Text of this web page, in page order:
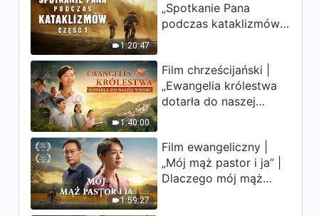
uderzają. Ludzkość
weszła w odliczanie.
1:20:47
„Spotkanie Pana
podczas kataklizmów”
krawędzi, dokąd
zmierza los ludzkości?
1:40:00
Film chrześcijański |
„Ewangelia królestwa
dotarła do naszej
1:59:27
Film ewangeliczny |
„Mój mąż pastor i ja” |
Dlaczego mój mąż